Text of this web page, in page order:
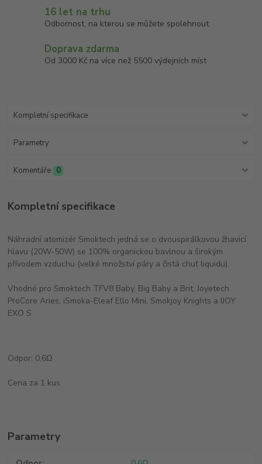
16 let na trhu
Odbornost, na kterou se můžete spolehnout
Doprava zdarma
Od 3000 Kč na více než 5500 výdejních míst
Kompletní specifikace
Parametry
Komentáře 0
Kompletní specifikace
Náhradní atomizér Smoktech jedná se o dvouspirálkovou žhavicí
hlavu (20W-50W) se 100% organickou bavlnou a širokým
přívodem vzduchu (velké množství páry a čistá chuť liquidu).
Vhodné pro Smoktech TFV8 Baby, Big Baby a Brit, Joyetech
ProCore Aries, iSmoka-Eleaf Ello Mini, Smokjoy Knights a IJOY
EXO S
Odpor: 0,6Ω
Cena za 1 kus
Parametry